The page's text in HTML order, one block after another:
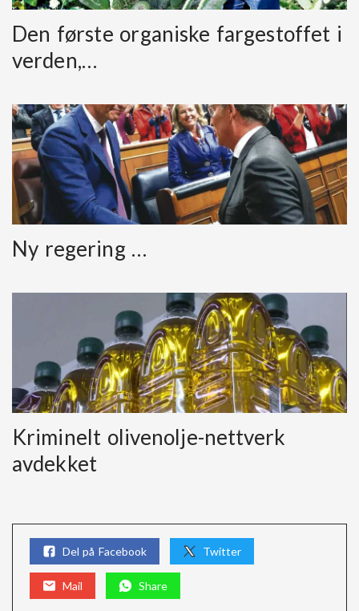
Den første organiske fargestoffet i
verden,…
Ny regering …
Kriminelt olivenolje-nettverk
avdekket
Del på Facebook Twitter
Mail Share